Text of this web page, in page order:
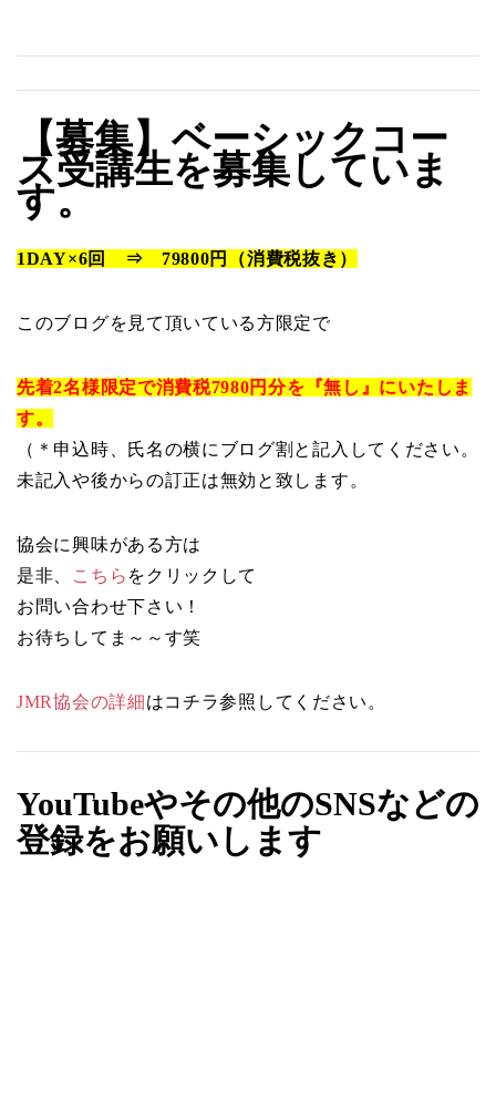
【募集】ベーシックコー
ス受講生を募集していま
す。
1DAY×6回 ⇒ 79800円（消費税抜き）
このブログを見て頂いている方限定で
先着2名様限定で消費税7980円分を『無し』にいたしま
す。
（＊申込時、氏名の横にブログ割と記入してください。
未記入や後からの訂正は無効と致します。
協会に興味がある方は
是非、
こちら をクリックして
お問い合わせ下さい！
お待ちしてま～～す笑
JMR協会の詳細はコチラ参照してください。
YouTubeやその他のSNSなどの
登録をお願いします